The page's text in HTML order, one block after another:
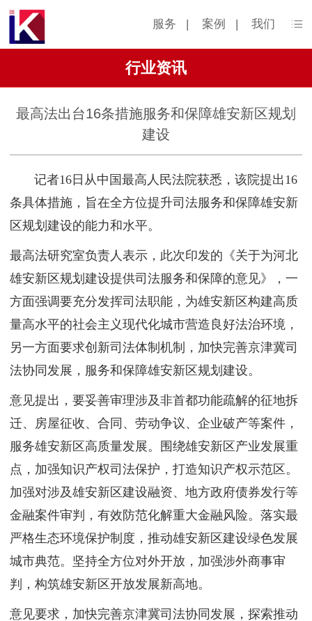
服务 | 案例 | 我们
行业资讯
最高法出台16条措施服务和保障雄安新区规划
建设
记者16日从中国最高人民法院获悉，该院提出16
条具体措施，旨在全方位提升司法服务和保障雄安新
区规划建设的能力和水平。
最高法研究室负责人表示，此次印发的《关于为河北
雄安新区规划建设提供司法服务和保障的意见》，一
方面强调要充分发挥司法职能，为雄安新区构建高质
量高水平的社会主义现代化城市营造良好法治环境，
另一方面要求创新司法体制机制，加快完善京津冀司
法协同发展，服务和保障雄安新区规划建设。
意见提出，要妥善审理涉及非首都功能疏解的征地拆
迁、房屋征收、合同、劳动争议、企业破产等案件，
服务雄安新区高质量发展。围绕雄安新区产业发展重
点，加强知识产权司法保护，打造知识产权示范区。
加强对涉及雄安新区建设融资、地方政府债券发行等
金融案件审判，有效防范化解重大金融风险。落实最
严格生态环境保护制度，推动雄安新区建设绿色发展
城市典范。坚持全方位对外开放，加强涉外商事审
判，构筑雄安新区开放发展新高地。
意见要求，加快完善京津冀司法协同发展，探索推动